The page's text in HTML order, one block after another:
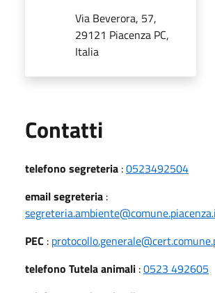
Via Beverora, 57,
29121 Piacenza PC,
Italia
Contatti
telefono segreteria :0523492504
email segreteria :
PEC :
telefono Tutela animali :0523 492605